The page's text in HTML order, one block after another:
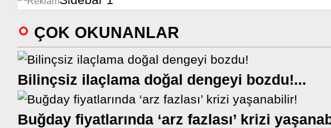
ÇOK OKUNANLAR
Bilinçsiz ilaçlama doğal dengeyi bozdu!...
Buğday fiyatlarında ‘arz fazlası’ krizi